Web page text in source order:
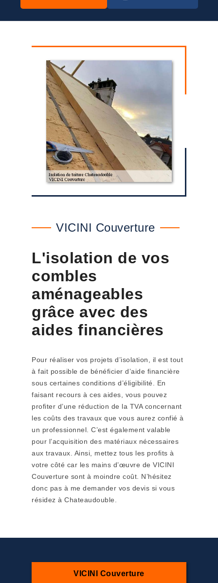
VICINI Couverture
L'isolation de vos
combles
aménageables
grâce avec des
aides financières
Pour réaliser vos projets d’isolation, il est tout
à fait possible de bénéficier d’aide financière
sous certaines conditions d’éligibilité. En
faisant recours à ces aides, vous pouvez
profiter d’une réduction de la TVA concernant
les coûts des travaux que vous aurez confié à
un professionnel. C’est également valable
pour l’acquisition des matériaux nécessaires
aux travaux. Ainsi, mettez tous les profits à
votre côté car les mains d’œuvre de VICINI
Couverture sont à moindre coût. N’hésitez
donc pas à me demander vos devis si vous
résidez à Chateaudouble.
VICINI Couverture